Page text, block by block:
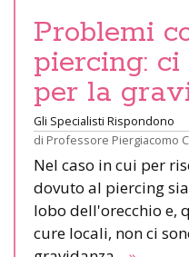
Problemi
piercing:
per la
Gli Specialisti Rispondono
di Professore Piergiacomo
Nel caso in cui per
dovuto al piercing
lobo dell'orecchio e,
cure locali, non ci